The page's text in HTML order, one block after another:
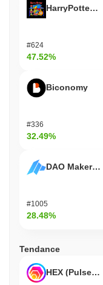
#624
47.52%
Biconomy
#336
32.49%
DAO Maker
#1005
28.48%
Tendance
HEX